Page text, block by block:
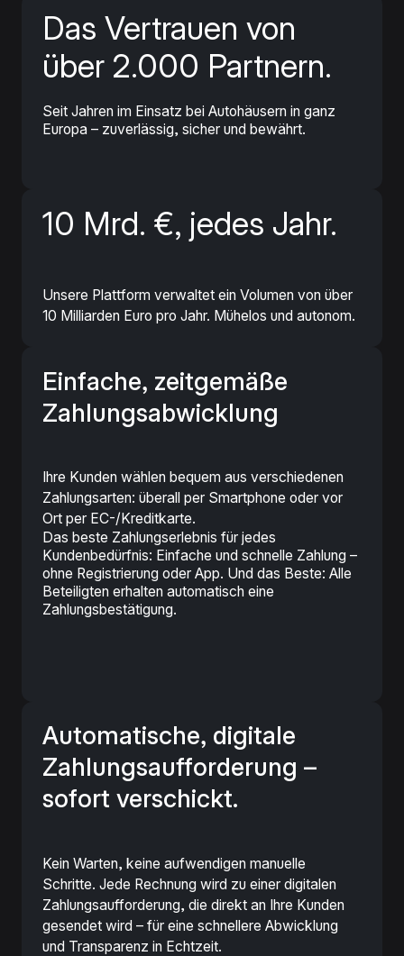
Das Vertrauen von
über 2.000 Partnern.
Seit Jahren im Einsatz bei Autohäusern in ganz
Europa – zuverlässig, sicher und bewährt.
10 Mrd. €, jedes Jahr.
Unsere Plattform verwaltet ein Volumen von über
10 Milliarden Euro pro Jahr. Mühelos und autonom.
Einfache, zeitgemäße
Zahlungs­abwicklung
Ihre Kunden wählen bequem aus verschiedenen
Zahlungsarten: überall per Smartphone oder vor
Ort per EC-/Kreditkarte.
Das beste Zahlungserlebnis für jedes
Kundenbedürfnis: Einfache und schnelle Zahlung –
ohne Registrierung oder App. Und das Beste: Alle
Beteiligten erhalten automatisch eine
Zahlungsbestätigung.
Automatische, digitale
Zahlungs­aufforderung –
sofort verschickt.
Kein Warten, keine aufwendigen manuelle
Schritte. Jede Rechnung wird zu einer digitalen
Zahlungsaufforderung, die direkt an Ihre Kunden
gesendet wird – für eine schnellere Abwicklung
und Transparenz in Echtzeit.